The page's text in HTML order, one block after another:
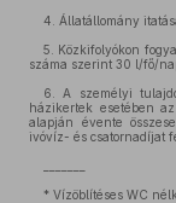
4. Állatállomány
5. Közkifolyókon
száma szerint 30 l/fő/
6. A személyi
házikertek esetében az
alapján évente
ivóvíz- és csatornadíjat
* Vízöblítéses WC